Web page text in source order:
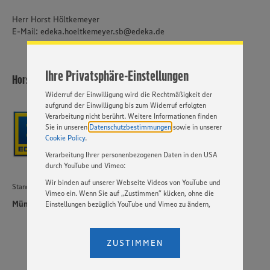
Ihre Privatsphäre-Einstellungen
Cookies und anderer Technologien ist freiwillig und kann
jederzeit individuell in den Privatsphäre-Einstellungen
angepasst werden. Hierzu klicken Sie bitte auf
Funktionalitäten zur Verfügung stehen. Sie haben das
Recht, ihre Einwilligung jederzeit zu widerrufen. Durch den
Widerruf der Einwilligung wird die Rechtmäßigkeit der
aufgrund der Einwilligung bis zum Widerruf erfolgten
Verarbeitung nicht berührt. Weitere Informationen finden
Sie in unseren Datenschutzbestimmungen sowie in unserer
Cookie Policy.
Verarbeitung Ihrer personenbezogenen Daten in den USA
durch YouTube und Vimeo:
Wir binden auf unserer Webseite Videos von YouTube und
Vimeo ein. Wenn Sie auf „Zustimmen” klicken, ohne die
Einstellungen bezüglich YouTube und Vimeo zu ändern,
ein, dass Ihre Daten (IP-Adresse, Zeitstempel, ggf.
Dienste YouTube und Vimeo in den USA übermittelt und
dort verarbeitet werden. Der EuGH sieht die USA als Land
ZUSTIMMEN
Herr Horst Höltkemeyer
E-Mail: edeka.hoeltkemeyer.sb@edeka.de
Horst Höltkemeyer
Standort
München